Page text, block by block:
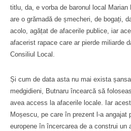
titlu, da, e vorba de baronul local
are o grămadă de șmecheri, de bogați,
acolo, agățat de afacerile publice, iar
afacerist rapace care ar pierde miliarde
Consiliul Local.
Și cum de data asta nu mai exista
medgidieni, Butnaru încearcă să
avea access la afacerile locale. Iar
Moșescu, pe care în prezent l-a angajat
europene în încercarea de a construi un